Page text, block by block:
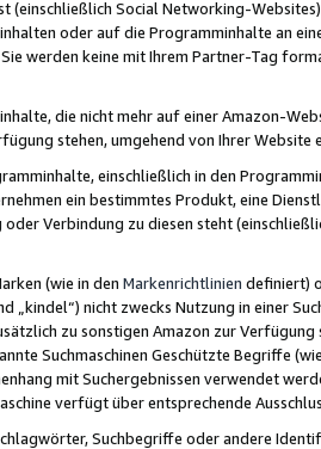
(einschließlich Social Networking-
oder auf die Programminhalte an
werden keine mit Ihrem Partner-Tag
die nicht mehr auf einer Amazon-
stehen, umgehend von Ihrer
einschließlich in den
ein bestimmtes Produkt, eine
oder Verbindung zu diesen steht
(wie in den Markenrichtlinien definiert)
„kindel“) nicht zwecks Nutzung in einer
zu sonstigen Amazon zur
Suchmaschinen Geschützte Begriffe
mit Suchergebnissen verwendet
verfügt über entsprechende
Suchbegriffe oder andere